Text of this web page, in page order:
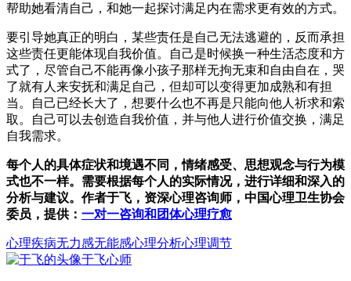
帮助她看清自己，和她一起探讨满足内在需求更有效的方式。
要引导她真正的明白，某些责任是自己无法逃避的，反而承担
这些责任更能体现自我价值。自己是时候换一种生活态度和方
式了，尽管自己不能再像小孩子那样无拘无束和自由自在，哭
了就有人来安抚和满足自己，但却可以变得更加成熟和有担
当。自己已经长大了，想要什么也不再是只能向他人祈求和索
取。自己可以去创造自我价值，并与他人进行价值交换，满足
自我需求。
每个人的具体症状和境遇不同，情绪感受、思想观念与行为模
式也不一样。需要根据每个人的实际情况，进行详细和深入的
分析与建议。作者于飞，资深心理咨询师，中国心理卫生协会
委员，提供： 一对一咨询和团体心理疗愈
心理疾病无力感无能感心理分析心理调节
于飞心师